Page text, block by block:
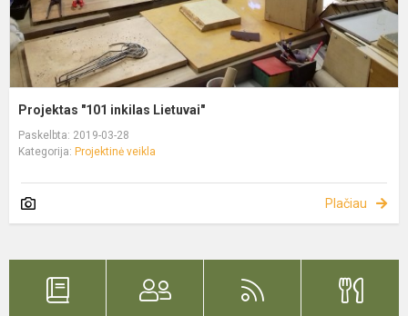
Projektas "101 inkilas Lietuvai"
Paskelbta: 2019-03-28
Kategorija: Projektinė veikla
Plačiau